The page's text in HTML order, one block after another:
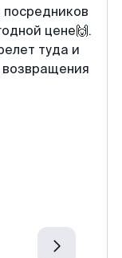
цене🙌.
туда и
возвращения